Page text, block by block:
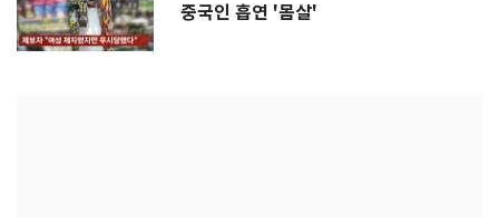
중국인 흡연 '몸살'